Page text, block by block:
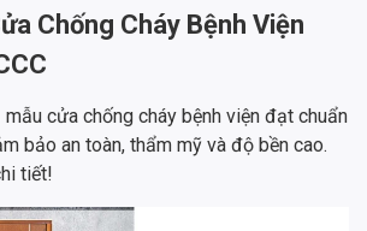
Chống Cháy Bệnh Viện
mẫu cửa chống cháy bệnh viện đạt chuẩn
bảo an toàn, thẩm mỹ và độ bền cao.
tiết!